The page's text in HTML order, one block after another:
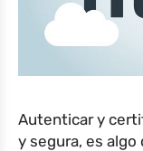
Autenticar y
y segura, es